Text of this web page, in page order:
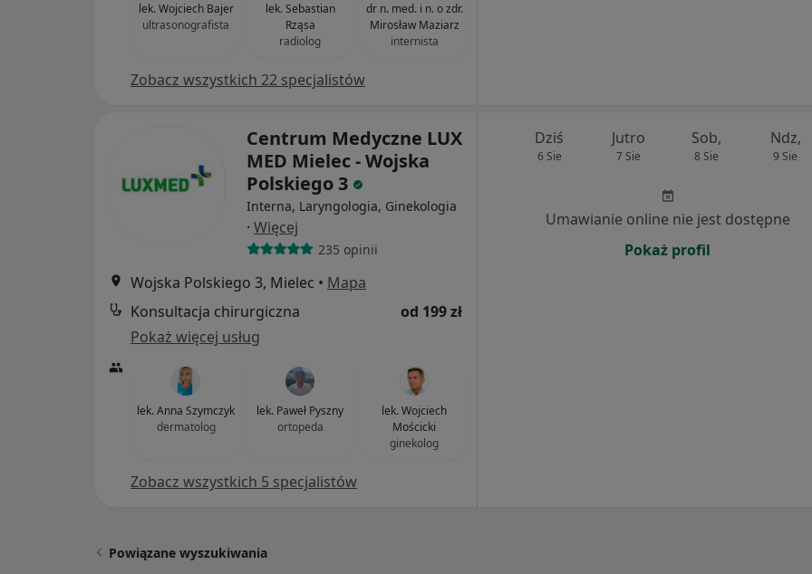
lek. Wojciech Bajer
ultrasonografista
lek. Sebastian
Rząsa
radiolog
dr n. med. i n. o zdr.
Mirosław Maziarz
internista
Zobacz wszystkich 22 specjalistów
Centrum Medyczne LUX
MED Mielec - Wojska
Polskiego 3
Interna, Laryngologia, Ginekologia
· Więcej
235 opinii
Wojska Polskiego 3, Mielec • Mapa
Konsultacja chirurgiczna
od 199 zł
Pokaż więcej usług
lek. Anna Szymczyk
dermatolog
lek. Paweł Pyszny
ortopeda
lek. Wojciech
Mościcki
ginekolog
Zobacz wszystkich 5 specjalistów
Dziś
6 Sie
Jutro
7 Sie
Sob,
8 Sie
Ndz,
9 Sie
Umawianie online nie jest dostępne
Pokaż profil
Powiązane wyszukiwania